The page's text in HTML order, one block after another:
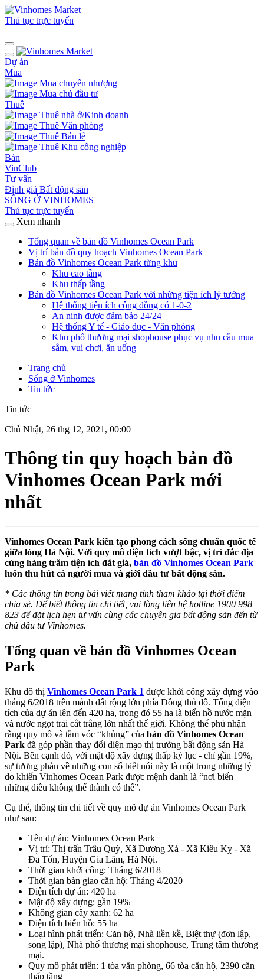
Thủ tục trực tuyến
Dự án
Mua
Mua chuyển nhượng
Mua chủ đầu tư
Thuê
Thuê nhà ở/Kinh doanh
Thuê Văn phòng
Thuê Bán lẻ
Thuê Khu công nghiệp
Bán
VinClub
Tư vấn
Định giá Bất động sản
SỐNG Ở VINHOMES
Thủ tục trực tuyến
Xem nhanh
Tổng quan về bản đồ Vinhomes Ocean Park
Vị trí bản đồ quy hoạch Vinhomes Ocean Park
Bản đồ Vinhomes Ocean Park từng khu
Khu cao tầng
Khu thấp tầng
Bản đồ Vinhomes Ocean Park với những tiện ích lý tưởng
Hệ thống tiện ích cộng đồng có 1-0-2
An ninh được đảm bảo 24/24
Hệ thống Y tế - Giáo dục - Văn phòng
Khu phố thương mại shophouse phục vụ nhu cầu mua
sắm, vui chơi, ăn uống
Trang chủ
Sống ở Vinhomes
Tin tức
Tin tức
Chủ Nhật, 26 thg 12, 2021, 00:00
Thông tin quy hoạch bản đồ
Vinhomes Ocean Park mới
nhất
Vinhomes Ocean Park kiến tạo phong cách sống chuẩn quốc tế
giữa lòng Hà Nội. Với quy mô diện tích vượt bậc, vị trí đắc địa
cùng hàng trăm tiện ích đắt giá, bản đồ Vinhomes Ocean Park
luôn thu hút cả người mua và giới đầu tư bất động sản.
* Các thông tin trong bài viết mang tính tham khảo tại thời điểm
chia sẻ. Để biết thông tin chi tiết, vui lòng liên hệ hotline 1900 998
823 để đặt lịch hẹn tư vấn cùng các chuyên gia bất động sản đến từ
chủ đầu tư Vinhomes.
Tổng quan về bản đồ Vinhomes Ocean
Park
Khu đô thị Vinhomes Ocean Park 1 được khởi công xây dựng vào
tháng 6/2018 trên mảnh đất rộng lớn phía Đông thủ đô. Tổng diện
tích của dự án lên đến 420 ha, trong đó 55 ha là biển hồ nước mặn
và nước ngọt trải cắt trắng lớn nhất thế giới. Không thể phủ nhận
rằng quy mô và tầm vóc “khủng” của bản đồ Vinhomes Ocean
Park đã góp phần thay đổi diện mạo thị trường bất động sản Hà
Nội. Bên cạnh đó, với mật độ xây dựng thấp kỷ lục - chỉ gần 19%,
sự tương phản về những con số biết nói này là một trong những lý
do khiến Vinhomes Ocean Park được mệnh danh là “nơi biến
những điều không thể thành có thể”.
Cụ thể, thông tin chi tiết về quy mô dự án Vinhomes Ocean Park
như sau:
Tên dự án: Vinhomes Ocean Park
Vị trí: Thị trấn Trâu Quỳ, Xã Dương Xá - Xã Kiêu Kỵ - Xã
Đa Tốn, Huyện Gia Lâm, Hà Nội.
Thời gian khởi công: Tháng 6/2018
Thời gian bàn giao căn hộ: Tháng 4/2020
Diện tích dự án: 420 ha
Mật độ xây dựng: gần 19%
Không gian cây xanh: 62 ha
Diện tích biển hồ: 55 ha
Loại hình phát triển: Căn hộ, Nhà liền kề, Biệt thự (đơn lập,
song lập), Nhà phố thương mại shophouse, Trung tâm thương
mại.
Quy mô phát triển: 1 tòa văn phòng, 66 tòa căn hộ, 2390 căn
thấp tầng